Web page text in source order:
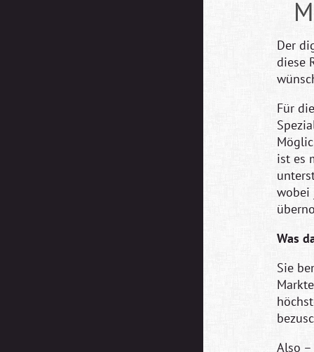
Der
diese
Für
ist es
wobei
Was
Sie
Also